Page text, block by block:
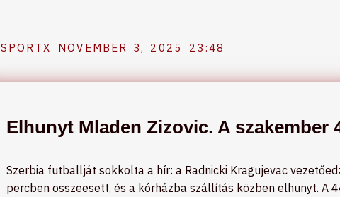
SPORTX NOVEMBER 3, 2025 23:48
Elhunyt Mladen Zizovic. A szakember
Szerbia futballját sokkolta a hír: a Radnicki Kragujevac
percben összeesett, és a kórházba szállítás közben elhunyt. A